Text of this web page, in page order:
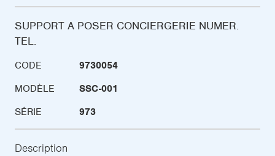
SUPPORT A POSER CONCIERGERIE NUMER.
TEL.
CODE
9730054
MODÈLE
SSC-001
SÉRIE
973
Description